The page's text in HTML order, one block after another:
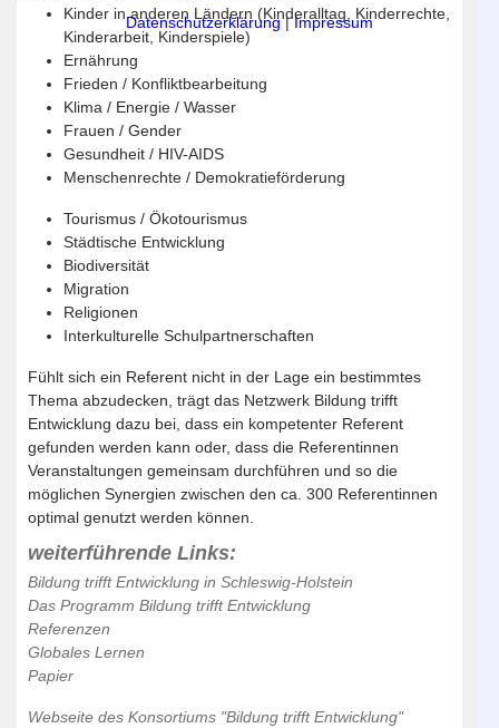
Kinder in anderen Ländern (Kinderalltag, Kinderrechte,
Kinderarbeit, Kinderspiele)
Ernährung
Frieden / Konfliktbearbeitung
Klima / Energie / Wasser
Frauen / Gender
Gesundheit / HIV-AIDS
Menschenrechte / Demokratieförderung
Tourismus / Ökotourismus
Städtische Entwicklung
Biodiversität
Migration
Religionen
Interkulturelle Schulpartnerschaften
Fühlt sich ein Referent nicht in der Lage ein bestimmtes
Thema abzudecken, trägt das Netzwerk Bildung trifft
Entwicklung dazu bei, dass ein kompetenter Referent
gefunden werden kann oder, dass die Referentinnen
Veranstaltungen gemeinsam durchführen und so die
möglichen Synergien zwischen den ca. 300 Referentinnen
optimal genutzt werden können.
weiterführende Links:
Bildung trifft Entwicklung in Schleswig-Holstein
Das Programm Bildung trifft Entwicklung
Referenzen
Globales Lernen
Papier
Webseite des Konsortiums "Bildung trifft Entwicklung"
Datenschutzerklärung|Impressum